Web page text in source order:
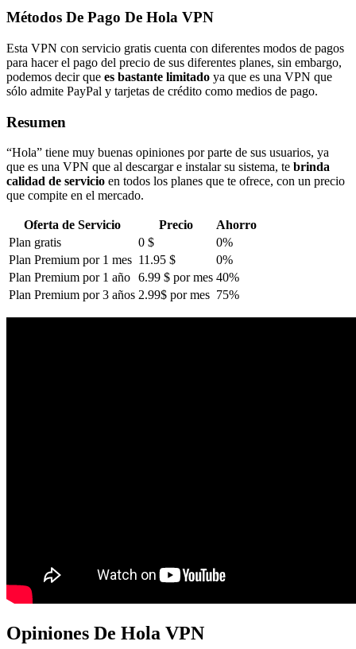
Métodos De Pago De Hola VPN
Esta VPN con servicio gratis cuenta con diferentes modos de pagos
para hacer el pago del precio de sus diferentes planes, sin embargo,
podemos decir que es bastante limitado ya que es una VPN que
sólo admite PayPal y tarjetas de crédito como medios de pago.
Resumen
“Hola” tiene muy buenas opiniones por parte de sus usuarios, ya
que es una VPN que al descargar e instalar su sistema, te brinda
calidad de servicio en todos los planes que te ofrece, con un precio
que compite en el mercado.
Oferta de Servicio Precio
Ahorro
Plan gratis
0 $
0%
Plan Premium por 1 mes 11.95 $
0%
Plan Premium por 1 año 6.99 $ por mes 40%
Plan Premium por 3 años 2.99$ por mes 75%
Opiniones De Hola VPN